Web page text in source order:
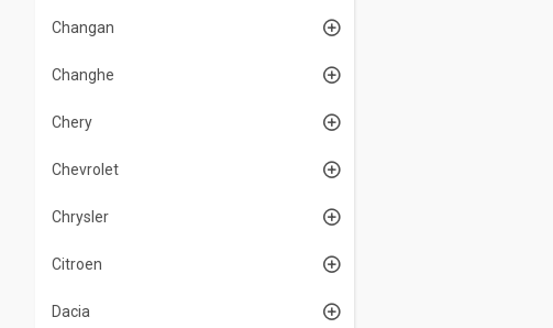
Changan
Changhe
Chery
Chevrolet
Chrysler
Citroen
Dacia